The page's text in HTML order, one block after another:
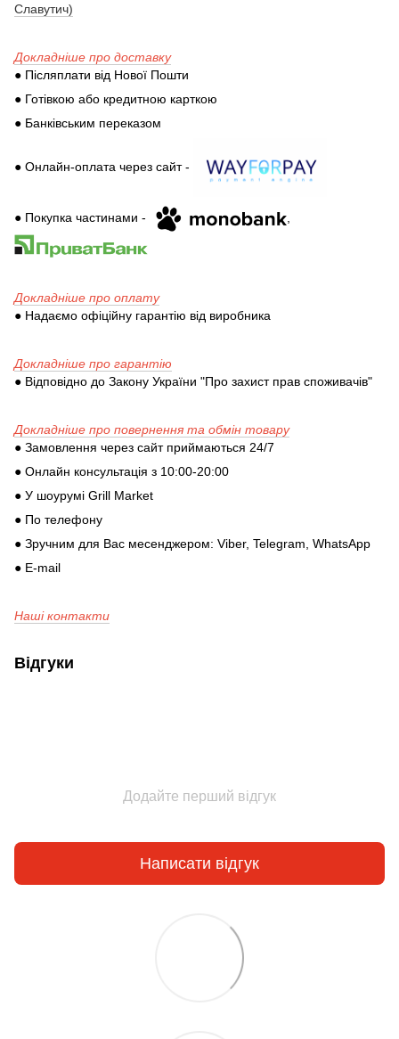
Славутич)
Докладніше про доставку
● Післяплати від Нової Пошти
● Готівкою або кредитною карткою
● Банківським переказом
● Онлайн-оплата через сайт -
● Покупка частинами - ,
Докладніше про оплату
● Надаємо офіційну гарантію від виробника
Докладніше про гарантію
● Відповідно до Закону України "Про захист прав споживачів"
Докладніше про повернення та обмін товару
● Замовлення через сайт приймаються 24/7
● Онлайн консультація з 10:00-20:00
● У шоурумі Grill Market
● По телефону
● Зручним для Вас месенджером: Viber, Telegram, WhatsApp
● E-mail
Наші контакти
Відгуки
Додайте перший відгук
Написати відгук